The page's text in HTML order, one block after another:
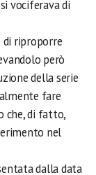
vociferava di
riproporre
però
della serie
fare
che, di fatto,
nel
dalla data